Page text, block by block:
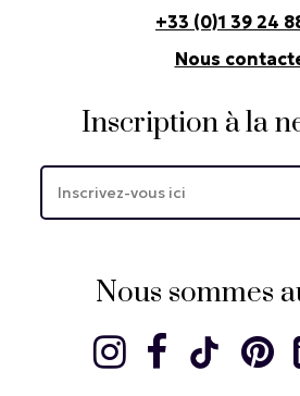
+33 (0)1 39 24
Nous
Inscription à la
Nous sommes